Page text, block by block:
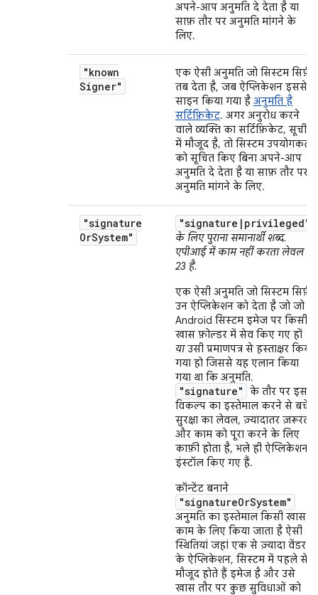
अपने-आप अनुमति दे देता है या
साफ़ तौर पर अनुमति मांगने के
लिए.
"known
Signer"
एक ऐसी अनुमति जो सिस्टम सिर्फ़
तब देता है, जब ऐप्लिकेशन इससे
साइन किया गया है अनुमति है
सर्टिफ़िकेट. अगर अनुरोध करने
वाले व्यक्ति का सर्टिफ़िकेट, सूची
में मौजूद है, तो सिस्टम उपयोगकर्ता
को सूचित किए बिना अपने-आप
अनुमति दे देता है या साफ़ तौर पर
अनुमति मांगने के लिए.
"signature
OrSystem"
"signature|privileged"
के लिए पुराना समानार्थी शब्द.
एपीआई में काम नहीं करता लेवल
23 है.
एक ऐसी अनुमति जो सिस्टम सिर्फ़
उन ऐप्लिकेशन को देता है जो जो
Android सिस्टम इमेज पर किसी
खास फ़ोल्डर में सेव किए गए हों
याउसी प्रमाणपत्र से हस्ताक्षर किया
गया हो जिससे यह एलान किया
गया था कि अनुमति.
"signature"
के तौर पर इस
विकल्प का इस्तेमाल करने से बचें
सुरक्षा का लेवल, ज़्यादातर ज़रूरतों
और काम को पूरा करने के लिए
काफ़ी होता है, भले ही ऐप्लिकेशन
इंस्टॉल किए गए हैं.
कॉन्टेंट बनाने
"signatureOrSystem"
अनुमति का इस्तेमाल किसी खास
काम के लिए किया जाता है ऐसी
स्थितियां जहां एक से ज़्यादा वेंडर
के ऐप्लिकेशन, सिस्टम में पहले से
मौजूद होते हैं इमेज है और उसे
खास तौर पर कुछ सुविधाओं को